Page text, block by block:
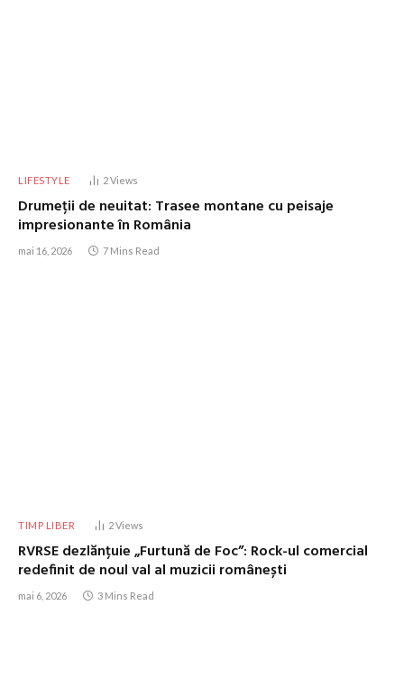
LIFESTYLE 2Views
Drumeții de neuitat: Trasee montane cu peisaje
impresionante în România
mai 16, 2026 7 Mins Read
TIMP LIBER 2Views
RVRSE dezlănțuie „Furtună de Foc”: Rock-ul comercial
redefinit de noul val al muzicii românești
mai 6, 2026 3 Mins Read